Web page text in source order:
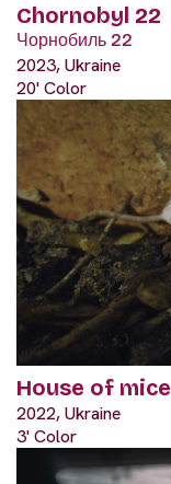
Chornobyl 22
Чорнобиль 22
2023, Ukraine
20' Color
House of mice
2022, Ukraine
3' Color